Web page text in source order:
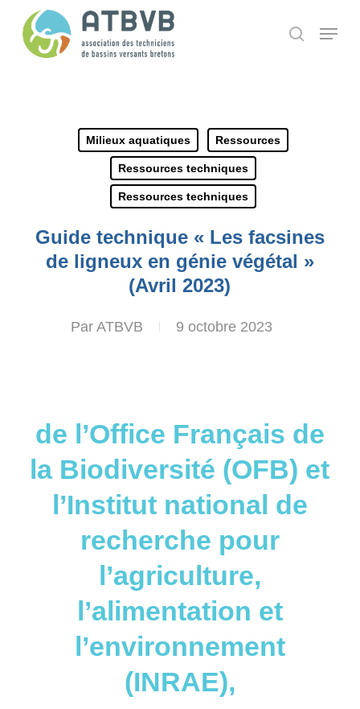
search
Menu
Milieux aquatiques Ressources
Ressources techniques
Ressources techniques
Guide technique « Les facsines
de ligneux en génie végétal »
(Avril 2023)
Par ATBVB 9 octobre 2023
de l’Office Français de
la Biodiversité (OFB) et
l’Institut national de
recherche pour
l’agriculture,
l’alimentation et
l’environnement
(INRAE),
Panneau de gestion des cookies